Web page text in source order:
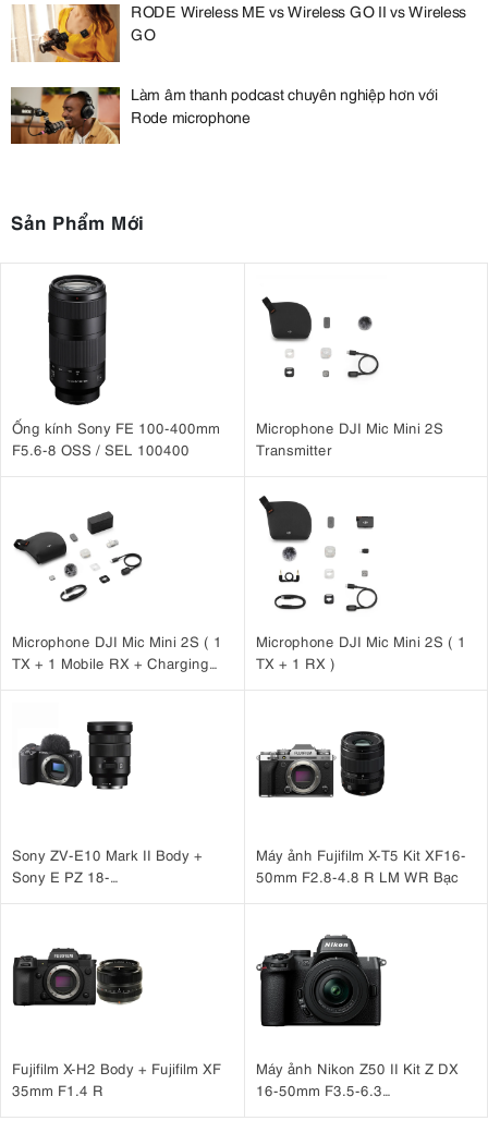
RODE Wireless ME vs Wireless GO II vs Wireless
GO
Làm âm thanh podcast chuyên nghiệp hơn với
Rode microphone
Sản Phẩm Mới
Ống kính Sony FE 100-400mm
F5.6-8 OSS / SEL 100400
Microphone DJI Mic Mini 2S
Transmitter
Microphone DJI Mic Mini 2S ( 1
TX + 1 Mobile RX + Charging
Microphone DJI Mic Mini 2S ( 1
TX + 1 RX )
Sony ZV-E10 Mark II Body +
Sony E PZ 18-
Máy ảnh Fujifilm X-T5 Kit XF16-
50mm F2.8-4.8 R LM WR Bạc
Fujifilm X-H2 Body + Fujifilm XF
35mm F1.4 R
Máy ảnh Nikon Z50 II Kit Z DX
16-50mm F3.5-6.3